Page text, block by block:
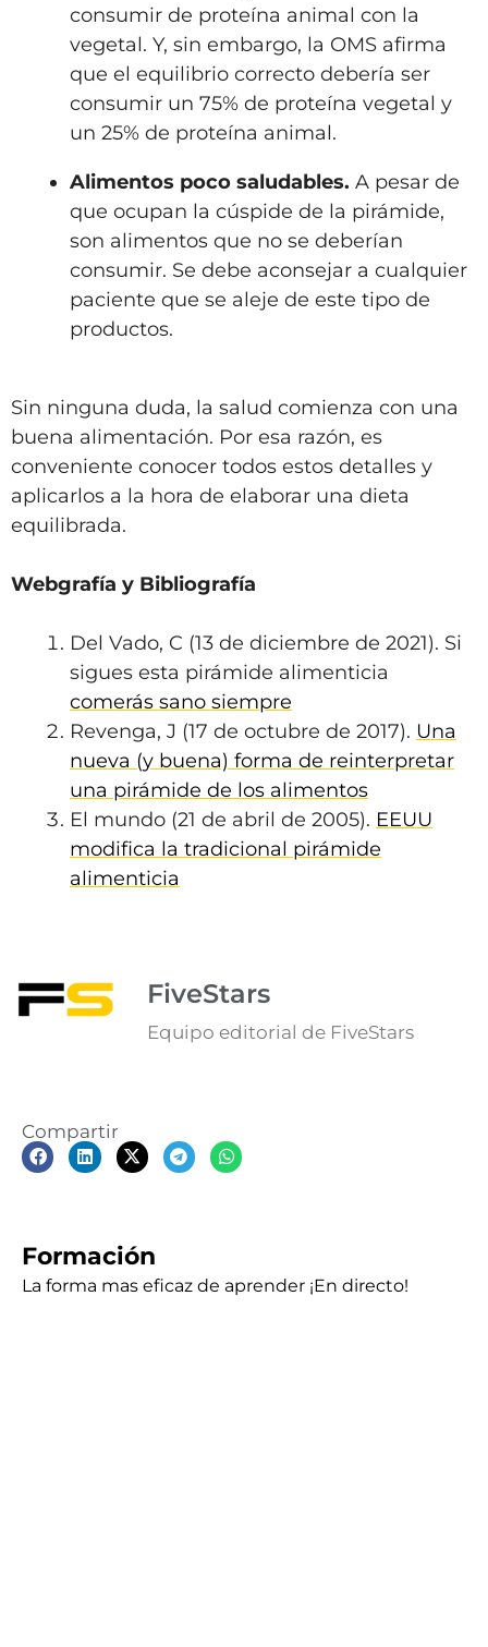
consumir de proteína animal con la
vegetal. Y, sin embargo, la OMS afirma
que el equilibrio correcto debería ser
consumir un 75% de proteína vegetal y
un 25% de proteína animal.
Alimentos poco saludables. A pesar de
que ocupan la cúspide de la pirámide,
son alimentos que no se deberían
consumir. Se debe aconsejar a cualquier
paciente que se aleje de este tipo de
productos.
Sin ninguna duda, la salud comienza con una
buena alimentación. Por esa razón, es
conveniente conocer todos estos detalles y
aplicarlos a la hora de elaborar una dieta
equilibrada.
Webgrafía y Bibliografía
Del Vado, C (13 de diciembre de 2021). Si
sigues esta pirámide alimenticia
comerás sano siempre
Revenga, J (17 de octubre de 2017). Una
nueva (y buena) forma de reinterpretar
una pirámide de los alimentos
El mundo (21 de abril de 2005). EEUU
modifica la tradicional pirámide
alimenticia
FiveStars
Equipo editorial de FiveStars
Compartir
Formación
La forma mas eficaz de aprender ¡En directo!